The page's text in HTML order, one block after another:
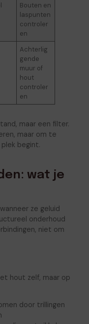
Bouten en
laspunten
controler
en
Achterlig
gende
muur of
hout
controler
en
maar een filter.
maar om te
begint.
wat je
ze geluid
onderhoud
niet om
hout zelf, maar op
door trillingen